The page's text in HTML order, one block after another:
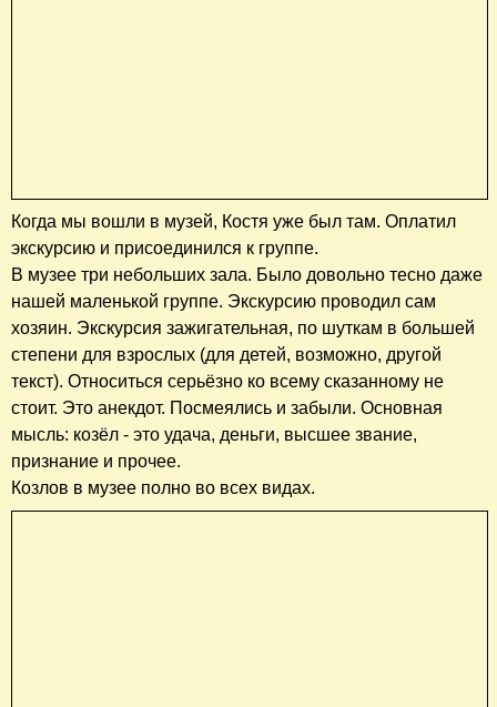
Когда мы вошли в музей, Костя уже был там. Оплатил
экскурсию и присоединился к группе.
В музее три небольших зала. Было довольно тесно даже
нашей маленькой группе. Экскурсию проводил сам
хозяин. Экскурсия зажигательная, по шуткам в большей
степени для взрослых (для детей, возможно, другой
текст). Относиться серьёзно ко всему сказанному не
стоит. Это анекдот. Посмеялись и забыли. Основная
мысль: козёл - это удача, деньги, высшее звание,
признание и прочее.
Козлов в музее полно во всех видах.